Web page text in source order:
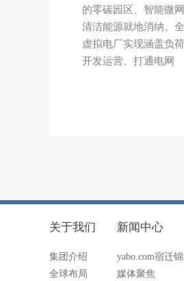
的零碳园区、智能微
清洁能源就地消纳。
虚拟电厂实现涵盖负
开发运营、打通电网
关于我们
集团介绍
全球布局
新闻中心
yabo.com宿迁
媒体聚焦